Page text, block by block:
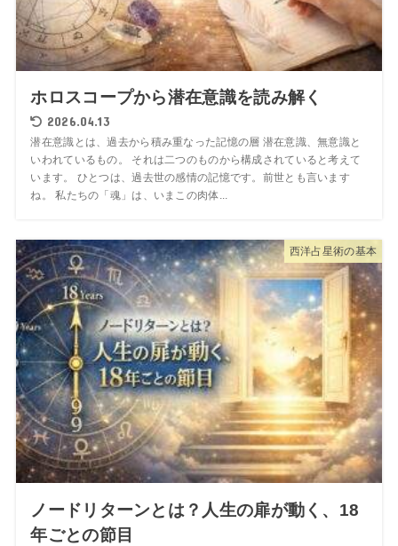
ホロスコープから潜在意識を読み解く
2026.04.13
潜在意識とは、過去から積み重なった記憶の層 潜在意識、無意識と
いわれているもの。 それは二つのものから構成されていると考えて
います。 ひとつは、過去世の感情の記憶です。前世とも言います
ね。 私たちの「魂」は、いまこの肉体...
西洋占星術の基本
ノードリターンとは？人生の扉が動く、18
年ごとの節目